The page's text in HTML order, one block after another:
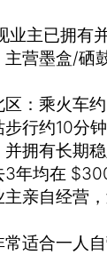
业主已拥有
营墨盒/硒
：乘火车
行约10分钟
拥有长期
3年均在
亲自经营
适合一人